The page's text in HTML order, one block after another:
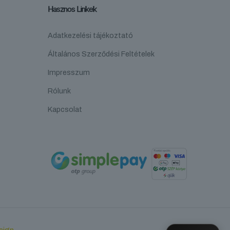
Hasznos Linkek
Adatkezelési tájékoztató
Általános Szerződési Feltételek
Impresszum
Rólunk
Kapcsolat